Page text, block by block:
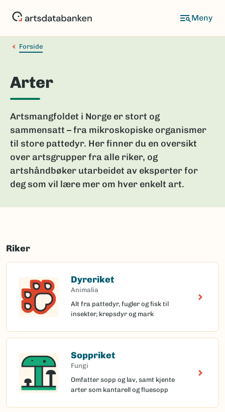
Forside
Arter
Artsmangfoldet i Norge er stort og
sammensatt – fra mikroskopiske organismer
til store pattedyr. Her finner du en oversikt
over artsgrupper fra alle riker, og
artshåndbøker utarbeidet av eksperter for
deg som vil lære mer om hver enkelt art.
Riker
Dyreriket
Animalia
Alt fra pattedyr, fugler og fisk til
insekter, krepsdyr og mark
Soppriket
Fungi
Omfatter sopp og lav, samt kjente
arter som kantarell og fluesopp